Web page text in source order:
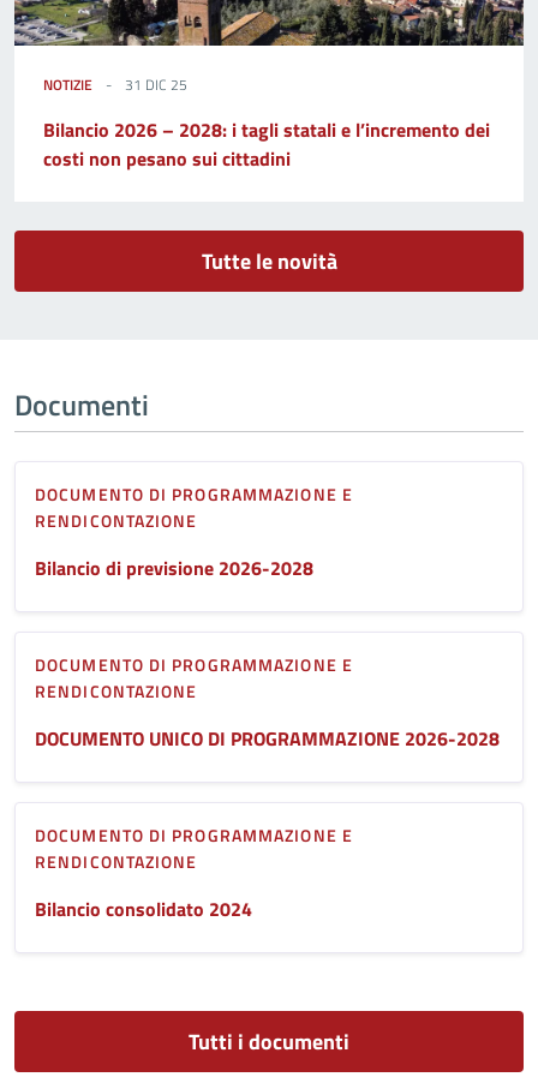
NOTIZIE 31 DIC 25
Bilancio 2026 – 2028: i tagli statali e l’incremento dei
costi non pesano sui cittadini
Tutte le novità
Documenti
DOCUMENTO DI PROGRAMMAZIONE E
RENDICONTAZIONE
Bilancio di previsione 2026-2028
DOCUMENTO DI PROGRAMMAZIONE E
RENDICONTAZIONE
DOCUMENTO UNICO DI PROGRAMMAZIONE 2026-2028
DOCUMENTO DI PROGRAMMAZIONE E
RENDICONTAZIONE
Bilancio consolidato 2024
Tutti i documenti